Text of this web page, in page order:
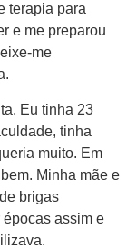
terapia para
e me preparou
me
Eu tinha 23
tinha
muito. Em
Minha mãe e
brigas
assim e